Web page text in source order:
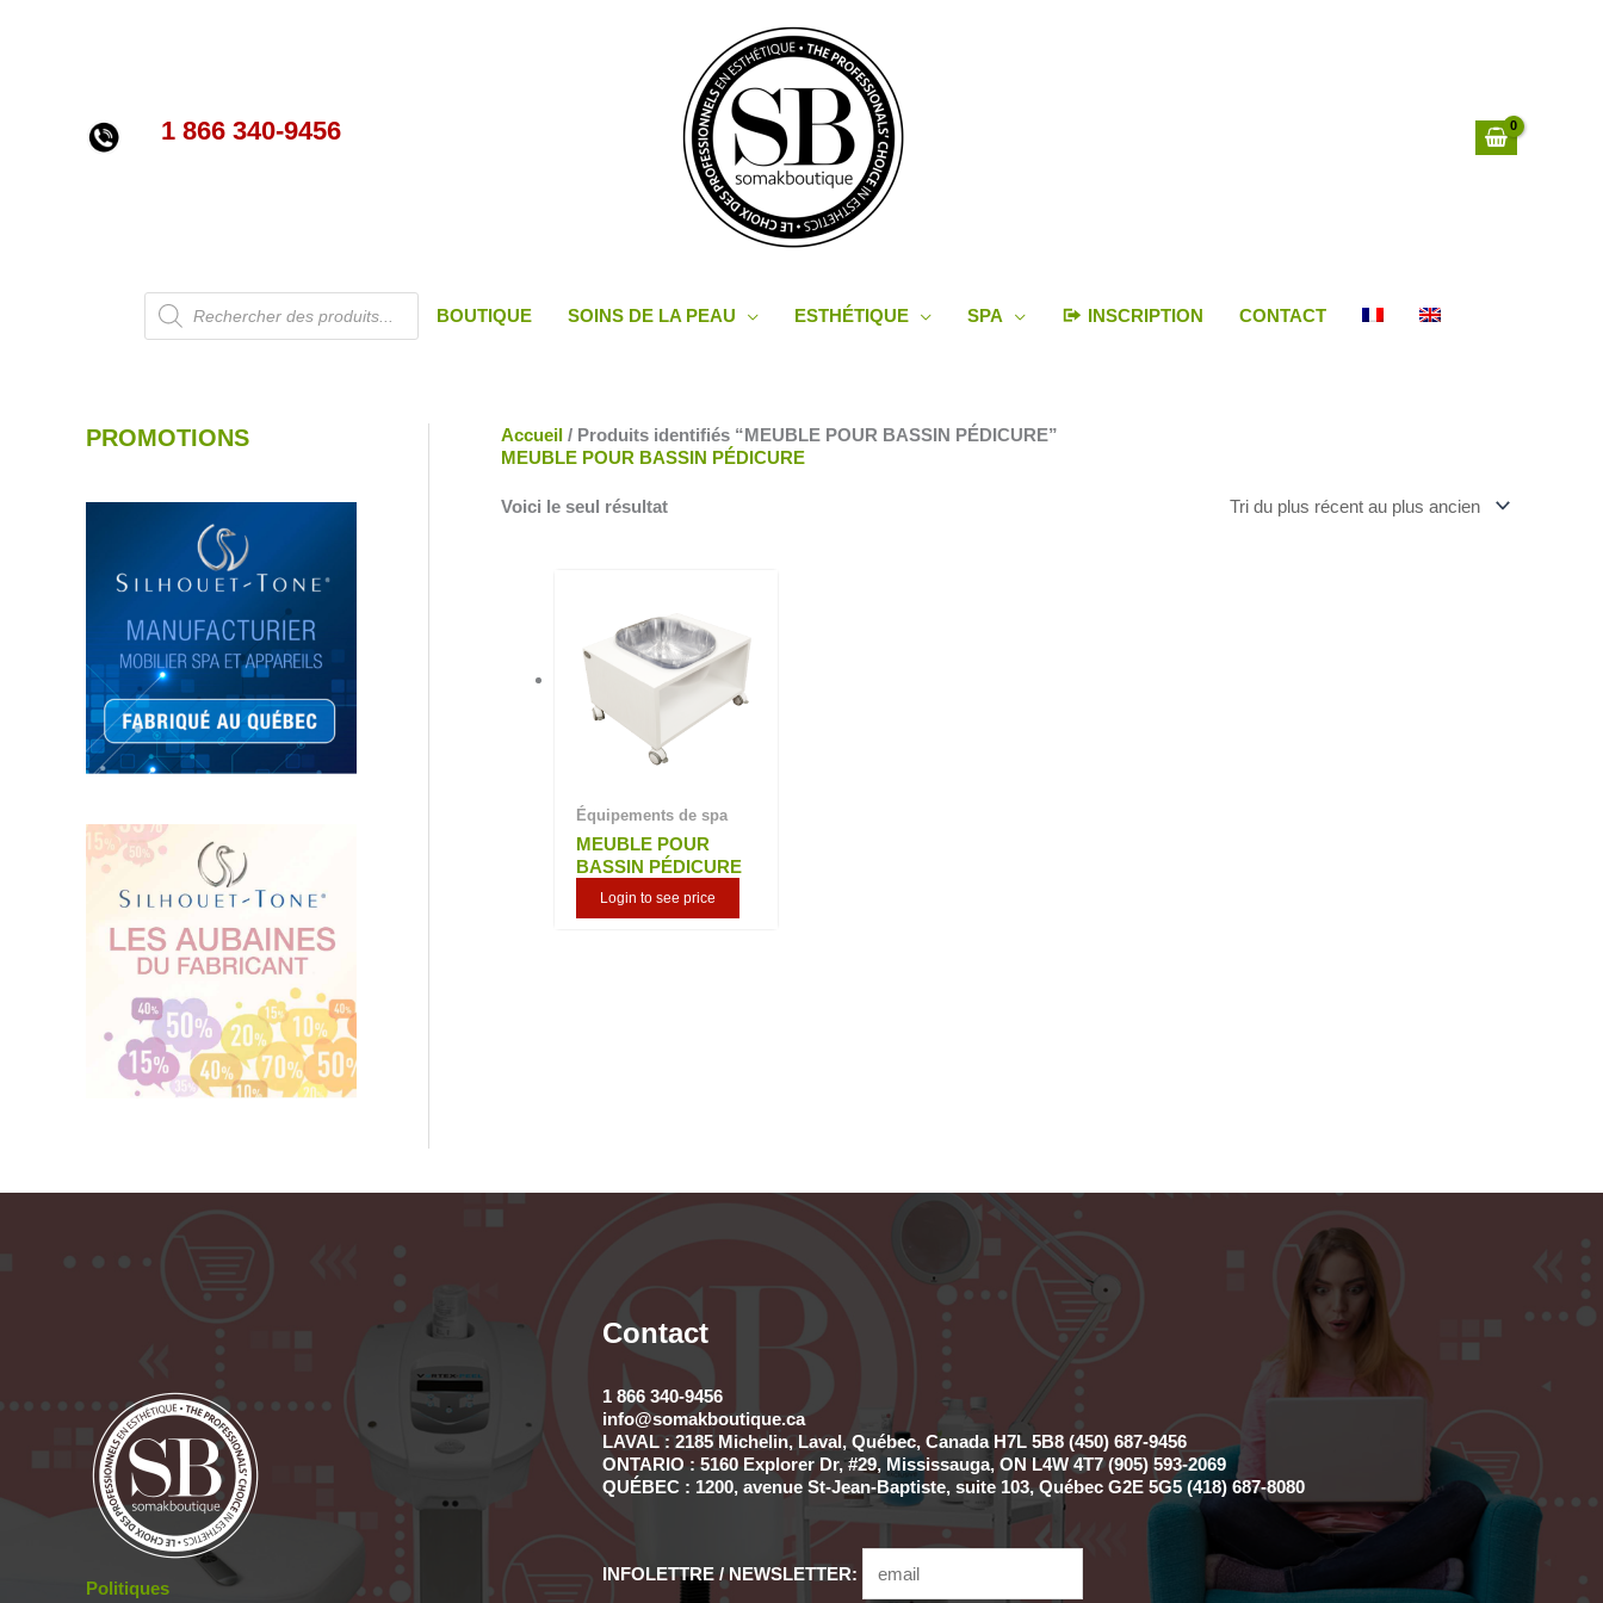
1 866 340-9456
Recherche
de
produits
BOUTIQUE SOINS DE LA PEAU ESTHÉTIQUE SPA INSCRIPTION CONTACT
PROMOTIONS Accueil / Produits identifiés “MEUBLE POUR BASSIN PÉDICURE”
MEUBLE POUR BASSIN PÉDICURE
Voici le seul résultat
Équipements de spa
MEUBLE POUR
BASSIN PÉDICURE
Login to see price
Politiques
Contact
1 866 340-9456
info@somakboutique.ca
LAVAL : 2185 Michelin, Laval, Québec, Canada H7L 5B8 (450) 687-9456
ONTARIO : 5160 Explorer Dr, #29, Mississauga, ON L4W 4T7 (905) 593-2069
QUÉBEC : 1200, avenue St-Jean-Baptiste, suite 103, Québec G2E 5G5 (418) 687-8080
INFOLETTRE / NEWSLETTER: